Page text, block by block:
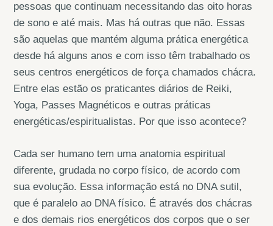
pessoas que continuam necessitando das oito horas
de sono e até mais. Mas há outras que não. Essas
são aquelas que mantém alguma prática energética
desde há alguns anos e com isso têm trabalhado os
seus centros energéticos de força chamados chácra.
Entre elas estão os praticantes diários de Reiki,
Yoga, Passes Magnéticos e outras práticas
energéticas/espiritualistas. Por que isso acontece?
Cada ser humano tem uma anatomia espiritual
diferente, grudada no corpo físico, de acordo com
sua evolução. Essa informação está no DNA sutil,
que é paralelo ao DNA físico. É através dos chácras
e dos demais rios energéticos dos corpos que o ser